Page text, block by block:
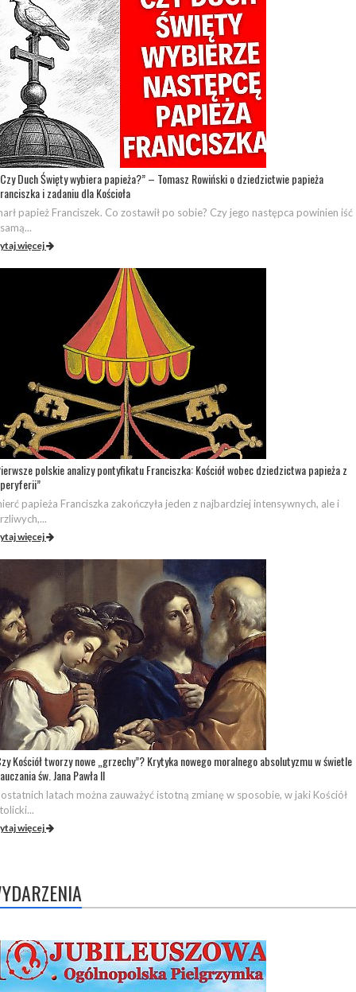
Duch Święty wybiera papieża?” – Tomasz Rowiński o dziedzictwie papieża
i zadaniu dla Kościoła
papież Franciszek. Co zostawił po sobie? Czy jego następca powinien iść
więcej
polskie analizy pontyfikatu Franciszka: Kościół wobec dziedzictwa papieża z
papieża Franciszka zakończyła jeden z najbardziej intensywnych, ale i
więcej
Kościół tworzy nowe „grzechy”? Krytyka nowego moralnego absolutyzmu w świetle
św. Jana Pawła II
latach można zauważyć istotną zmianę w sposobie, w jaki Kościół
więcej